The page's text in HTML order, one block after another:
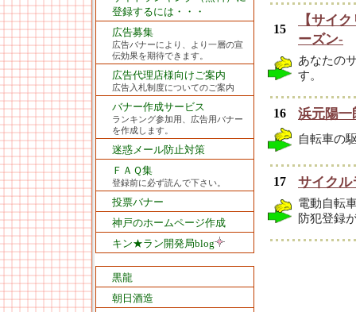
登録するには・・・
広告募集
広告バナーにより、より一層の宣
伝効果を期待できます。
広告代理店様向けご案内
広告入札制度についてのご案内
バナー作成サービス
ランキング参加用、広告用バナー
を作成します。
迷惑メール防止対策
ＦＡＱ集
登録前に必ず読んで下さい。
投票バナー
神戸のホームページ作成
キン★ラン開発局blog
黒龍
朝日酒造
15
【サイ
ーズン-
あなたの
す。
16 浜元陽一
自転車の
17 サイク
電動自転
防犯登録